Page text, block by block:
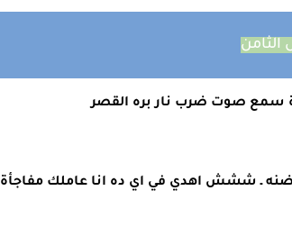
الثامن
سمع صوت ضرب نار بره القصر
ـ ششش اهدي في اي ده انا عاملك مفاجأة